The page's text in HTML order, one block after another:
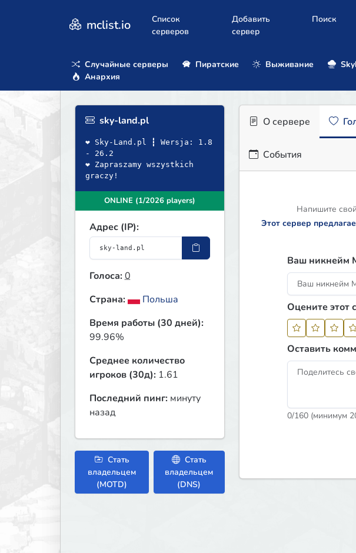
mclist.io
Список
серверов
Добавить
сервер
Поиск
Случайные серверы Пиратские Выживание
Анархия
sky-land.pl
❤ Sky-Land.pl ┇ Wersja: 1.8
- 26.2
❤ Zapraszamy wszystkich
graczy!
ONLINE (1/2026 players)
Адрес (IP):
Голоса:0
Страна:
Польша
Время работы (30 дней):
99.96%
Среднее количество
игроков (30д): 1.61
Последний пинг: минуту
назад
Стать
владельцем
(MOTD)
Стать
владельцем
(DNS)
О сервере
События
Напишите
Этот сервер
Ваш никнейм
Оцените этот
Оставить
0/160 (минимум